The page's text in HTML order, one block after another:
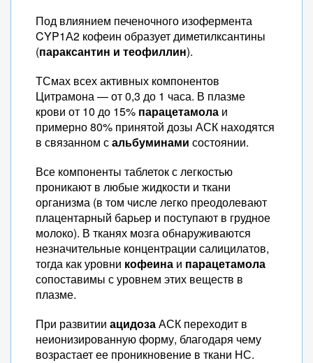
Под влиянием печеночного изофермента
CYP1А2 кофеин образует диметилксантины
(параксантин и теофиллин).
ТСмах всех активных компонентов
Цитрамона — от 0,3 до 1 часа. В плазме
крови от 10 до 15% парацетамола и
примерно 80% принятой дозы АСК находятся
в связанном сальбуминами состоянии.
Все компоненты таблеток с легкостью
проникают в любые жидкости и ткани
организма (в том числе легко преодолевают
плацентарный барьер и поступают в грудное
молоко). В тканях мозга обнаруживаются
незначительные концентрации салицилатов,
тогда как уровни кофеина и парацетамола
сопоставимы с уровнем этих веществ в
плазме.
При развитии ацидозаАСК переходит в
неионизированную форму, благодаря чему
возрастает ее проникновение в ткани НС.